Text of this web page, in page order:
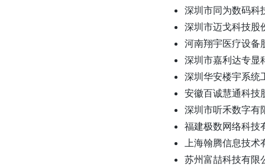
深圳市同为数码科
深圳市迈戈科技股
河南翔宇医疗设备
深圳市嘉利达专显
深圳华安楼宇系统
安徽百诚慧通科技
深圳市听禾数字有
福建极数网络科技
上海翰腾信息技术
苏州富喆科技有限